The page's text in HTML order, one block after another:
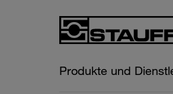
Produkte und